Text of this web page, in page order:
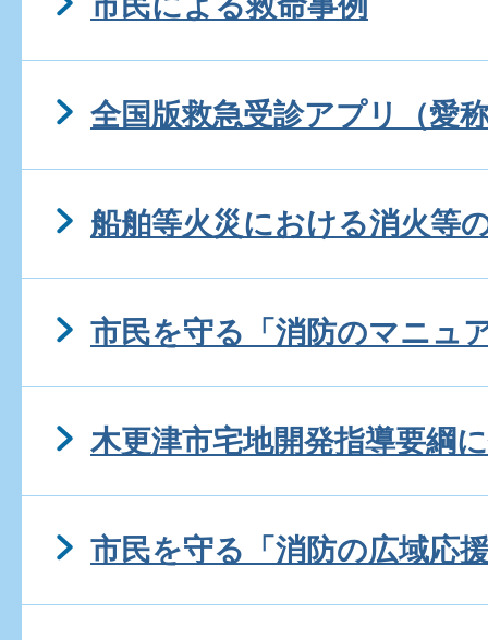
全国版救急受診アプリ（愛
船舶等火災における消火等
市民を守る「消防のマニュ
木更津市宅地開発指導要綱
市民を守る「消防の広域応